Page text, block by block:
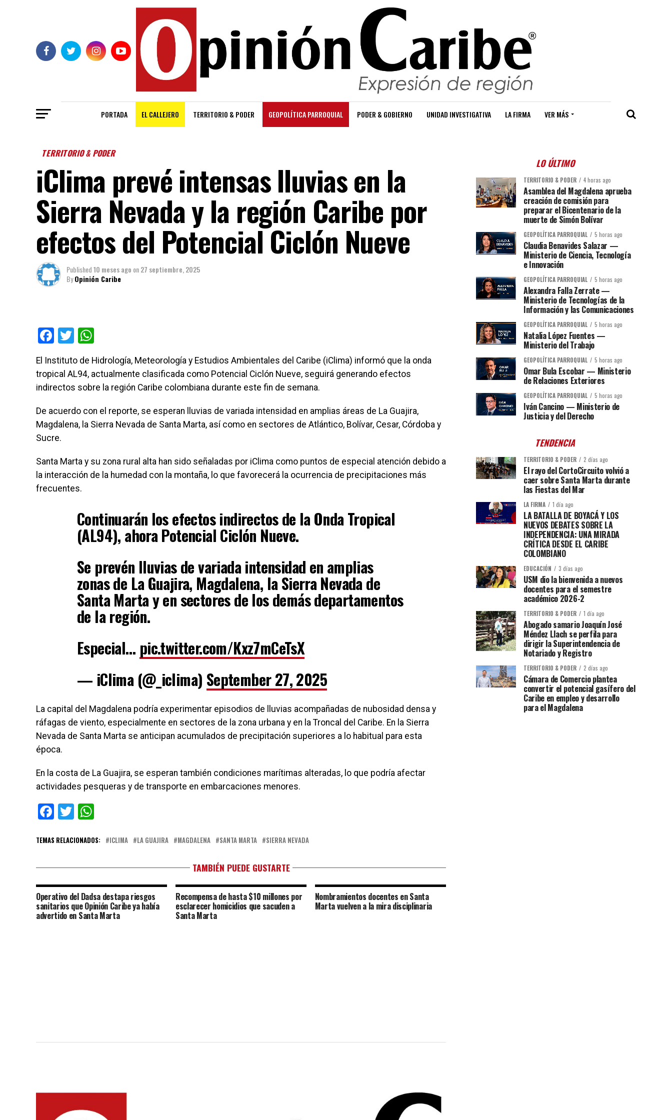
PORTADA EL CALLEJERO TERRITORIO & PODER GEOPOLÍTICA PARROQUIAL PODER & GOBIERNO UNIDAD INVESTIGATIVA LA FIRMA VER MÁS
TERRITORIO & PODER
iClima prevé intensas lluvias en la
Sierra Nevada y la región Caribe por
efectos del Potencial Ciclón Nueve
Published10 meses ago on27 septiembre, 2025
ByOpinión Caribe
Facebook
Twitter
El Instituto de Hidrología, Meteorología y Estudios Ambientales del Caribe (iClima) informó que la onda
tropical AL94, actualmente clasificada como Potencial Ciclón Nueve, seguirá generando efectos
indirectos sobre la región Caribe colombiana durante este fin de semana.
De acuerdo con el reporte, se esperan lluvias de variada intensidad en amplias áreas de La Guajira,
Magdalena, la Sierra Nevada de Santa Marta, así como en sectores de Atlántico, Bolívar, Cesar, Córdoba y
Sucre.
Santa Marta y su zona rural alta han sido señaladas por iClima como puntos de especial atención debido a
la interacción de la humedad con la montaña, lo que favorecerá la ocurrencia de precipitaciones más
frecuentes.
Continuarán los efectos indirectos de la Onda Tropical
(AL94), ahora Potencial Ciclón Nueve.
Se prevén lluvias de variada intensidad en amplias
zonas de La Guajira, Magdalena, la Sierra Nevada de
Santa Marta y en sectores de los demás departamentos
de la región.
Especial… pic.twitter.com/Kxz7mCeTsX
— iClima (@_iclima) September 27, 2025
La capital del Magdalena podría experimentar episodios de lluvias acompañadas de nubosidad densa y
ráfagas de viento, especialmente en sectores de la zona urbana y en la Troncal del Caribe. En la Sierra
Nevada de Santa Marta se anticipan acumulados de precipitación superiores a lo habitual para esta
época.
En la costa de La Guajira, se esperan también condiciones marítimas alteradas, lo que podría afectar
actividades pesqueras y de transporte en embarcaciones menores.
Facebook
Twitter
TEMAS RELACIONADOS: ICLIMA LA GUAJIRA MAGDALENA SANTA MARTA SIERRA NEVADA
TAMBIÉN PUEDE GUSTARTE
Operativo del Dadsa destapa riesgos
sanitarios que Opinión Caribe ya había
advertido en Santa Marta
Recompensa de hasta $10 millones por
esclarecer homicidios que sacuden a
Santa Marta
Nombramientos docentes en Santa
Marta vuelven a la mira disciplinaria
LO ÚLTIMO
TERRITORIO & PODER 4 horas ago
Asamblea del Magdalena aprueba
creación de comisión para
preparar el Bicentenario de la
muerte de Simón Bolívar
GEOPOLÍTICA PARROQUIAL 5 horas ago
Claudia Benavides Salazar —
Ministerio de Ciencia, Tecnología
e Innovación
GEOPOLÍTICA PARROQUIAL 5 horas ago
Alexandra Falla Zerrate —
Ministerio de Tecnologías de la
Información y las Comunicaciones
GEOPOLÍTICA PARROQUIAL 5 horas ago
Natalia López Fuentes —
Ministerio del Trabajo
GEOPOLÍTICA PARROQUIAL 5 horas ago
Omar Bula Escobar — Ministerio
de Relaciones Exteriores
GEOPOLÍTICA PARROQUIAL 5 horas ago
Iván Cancino — Ministerio de
Justicia y del Derecho
TENDENCIA
TERRITORIO & PODER 2 días ago
El rayo del CortoCircuito volvió a
caer sobre Santa Marta durante
las Fiestas del Mar
LA FIRMA 1 día ago
LA BATALLA DE BOYACÁ Y LOS
NUEVOS DEBATES SOBRE LA
INDEPENDENCIA: UNA MIRADA
CRÍTICA DESDE EL CARIBE
COLOMBIANO
EDUCACIÓN 3 días ago
USM dio la bienvenida a nuevos
docentes para el semestre
académico 2026-2
TERRITORIO & PODER 1 día ago
Abogado samario Joaquín José
Méndez Llach se perfila para
dirigir la Superintendencia de
Notariado y Registro
TERRITORIO & PODER 2 días ago
Cámara de Comercio plantea
convertir el potencial gasífero del
Caribe en empleo y desarrollo
para el Magdalena